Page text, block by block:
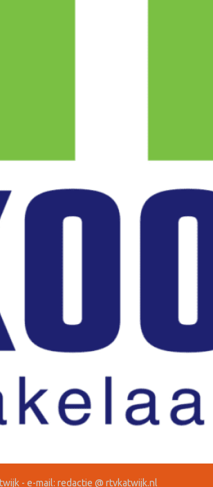
- e-mail: redactie @ rtvkatwijk.nl